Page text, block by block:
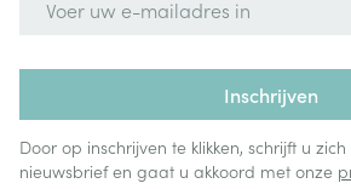
Inschrijven
Door op inschrijven te klikken, schrijft u
nieuwsbrief en gaat u akkoord met onze